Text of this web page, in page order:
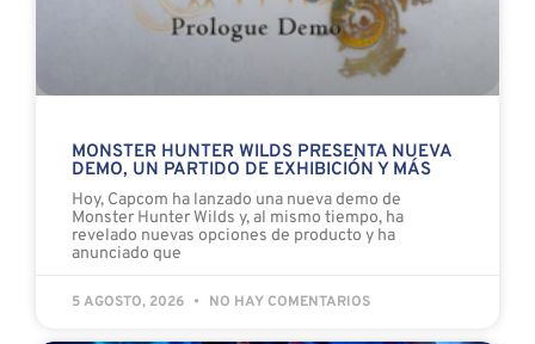
MONSTER HUNTER WILDS PRESENTA NUEVA
DEMO, UN PARTIDO DE EXHIBICIÓN Y MÁS
Hoy, Capcom ha lanzado una nueva demo de
Monster Hunter Wilds y, al mismo tiempo, ha
revelado nuevas opciones de producto y ha
anunciado que
5 AGOSTO, 2026 NO HAY COMENTARIOS